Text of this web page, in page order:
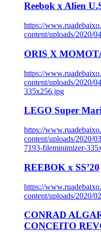
Reebok x Alien
https://
content/uploads/2020/
ORIS X
https://
content/uploads/2020/
335x256.jpg
LEGO Super
https://
content/uploads/2020/
7193-fileminimizer-
REEBOK x SS’20
https://
content/uploads/2020/
CONRAD
CONCEITO